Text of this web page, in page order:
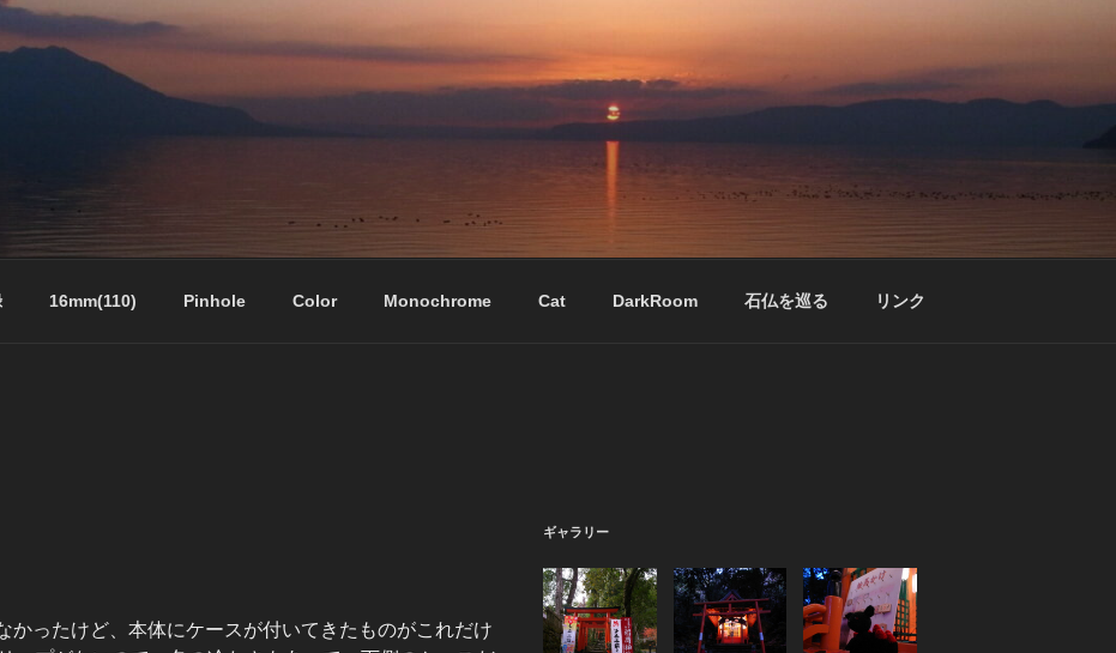
16mm(110) Pinhole Color Monochrome Cat DarkRoom 石仏を巡る リンク
ったけど、本体にケースが付いてきたものがこれだけ
ギャラリー